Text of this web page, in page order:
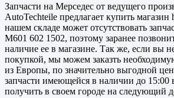
Запчасти на Мерседес от ведущего
AutoTechteile предлагает купить
нашем складе может отсутствовать
M601 602 1502, поэтому заранее
наличие ее в магазине. Так же, если вы
покупкой, мы можем заказть
из Европы, по значительно выгодной
запчасти имеющейся в наличии до 15:00
получить в своем городе на следующий